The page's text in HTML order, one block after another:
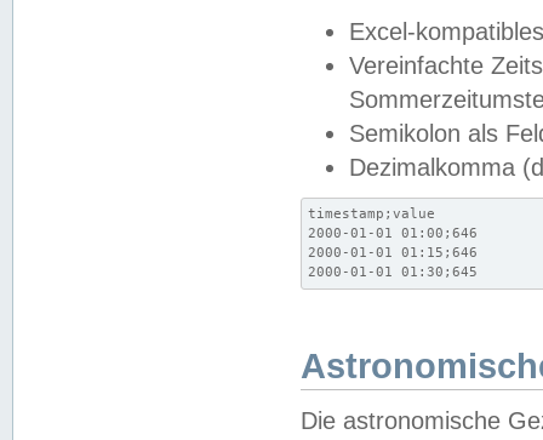
Excel-
Vereinfachte
Semikolon als
Dezimalkomma
timestamp;value
2000-01-01 01:00;646
2000-01-01 01:15;646
2000-01-01 01:30;645
Die astronomische